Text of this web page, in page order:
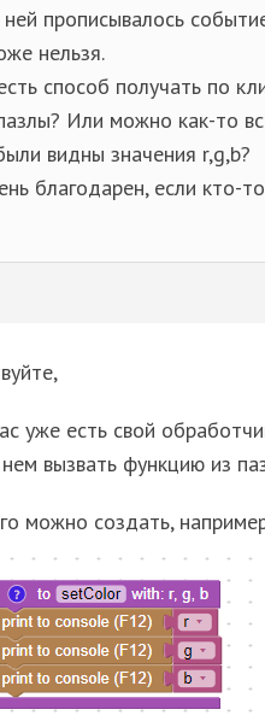
прописывалось
нельзя.
способ получать по
Или можно как-то
видны значения r,g,b?
благодарен, если кто-
уже есть свой
вызвать функцию из
можно создать,